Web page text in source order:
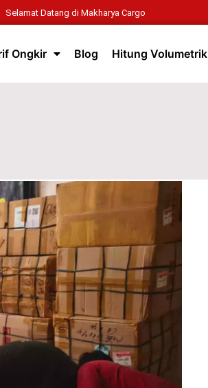
Selamat Datang di Makharya Cargo
Ongkir Blog Hitung Volumetrik